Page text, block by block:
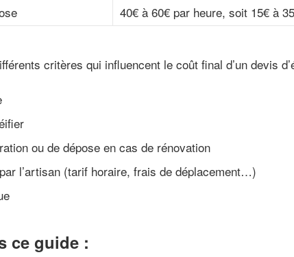
40€ à 60€ par heure, soit 15€ à
critères qui influencent le coût final d’un devis
ou de dépose en cas de rénovation
l’artisan (tarif horaire, frais de déplacement…)
ce guide :